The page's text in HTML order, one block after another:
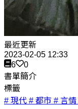
最近更新
2023-02-05 12:33
6
0
書單簡介
標籤
# 現代 # 都市 # 言情